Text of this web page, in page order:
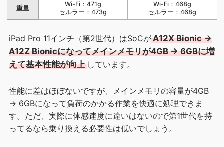
重量
Wi-Fi：471g
セルラー：473g
Wi-Fi：468g
セルラー：468g
iPad Pro 11インチ（第2世代）はSoCがA12X Bionic →
A12Z Bionicになってメインメモリが4GB → 6GBに増
えて基本性能が向上しています。
性能に差はほぼないですが、メインメモリの容量が4GB
→ 6GBになって負荷のかかる作業を快適に処理できま
す。ただ、実際に体感速度に違いはないので第1世代を持
ってるなら乗り換える必要性は低いでしょう。